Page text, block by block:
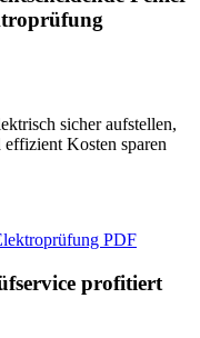
sicher aufstellen,
Kosten sparen
profitiert